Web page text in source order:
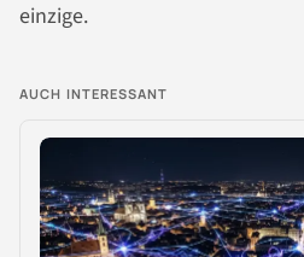
einzige.
AUCH INTERESSANT